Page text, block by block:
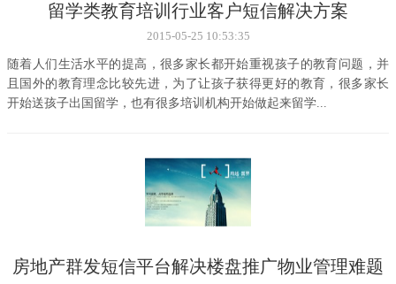
留学类教育培训行业客户短信解决方案
2015-05-25 10:53:35
随着人们生活水平的提高，很多家长都开始重视孩子的教育问题，并
且国外的教育理念比较先进，为了让孩子获得更好的教育，很多家长
开始送孩子出国留学，也有很多培训机构开始做起来留学...
房地产群发短信平台解决楼盘推广物业管理难题